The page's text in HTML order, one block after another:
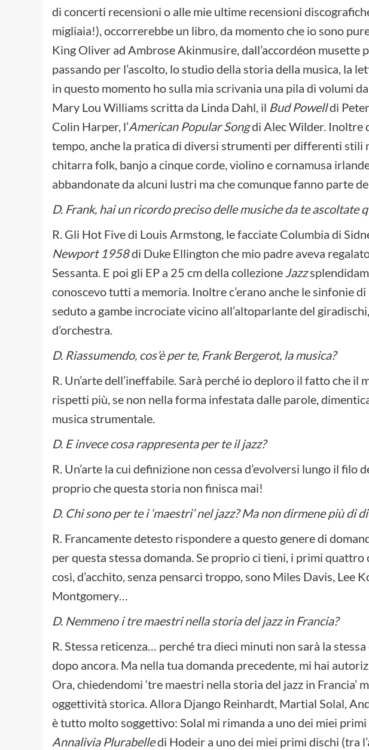
di concerti recensioni o alle mie ultime recensioni
migliaia!), occorrerebbe un libro, da momento che io sono
King Oliver ad Ambrose Akinmusire, dall’accordéon musette
passando per l’ascolto, lo studio della storia della musica, la
in questo momento ho sulla mia scrivania una pila di volumi da
Mary Lou Williams scritta da Linda Dahl, il Bud Powelldi
Colin Harper, l’American Popular Songdi Alec Wilder. Inoltre
tempo, anche la pratica di diversi strumenti per differenti
chitarra folk, banjo a cinque corde, violino e cornamusa
abbandonate da alcuni lustri ma che comunque fanno parte
D. Frank, hai un ricordo preciso delle musiche da te ascoltate
R. Gli Hot Five di Louis Armstong, le facciate Columbia di
Newport 1958di Duke Ellington che mio padre aveva
Sessanta. E poi gli EP a 25 cm della collezione Jazz
conoscevo tutti a memoria. Inoltre c’erano anche le sinfonie
seduto a gambe incrociate vicino all’altoparlante del
d’orchestra.
D. Riassumendo, cos’è per te, Frank Bergerot, la musica?
R. Un’arte dell’ineffabile. Sarà perché io deploro il fatto che il
rispetti più, se non nella forma infestata dalle parole,
musica strumentale.
D. E invece cosa rappresenta per te iljazz?
R. Un’arte la cui definizione non cessa d’evolversi lungo il filo
proprio che questa storia non finisca mai!
D. Chi sono per te i ‘maestri’ nel jazz? Ma non dirmene più di
R. Francamente detesto rispondere a questo genere di
per questa stessa domanda. Se proprio ci tieni, i primi quattro
così, d’acchito, senza pensarci troppo, sono Miles Davis, Lee
Montgomery…
D. Nemmeno i tre maestri nella storia del jazz in Francia?
R. Stessa reticenza… perché tra dieci minuti non sarà la
dopo ancora. Ma nella tua domanda precedente, mi hai
Ora, chiedendomi ‘tre maestri nella storia del jazz in Francia’
oggettività storica. Allora Django Reinhardt, Martial Solal,
è tutto molto soggettivo: Solal mi rimanda a uno dei miei
Annalivia Plurabelledi Hodeir a uno dei miei primi dischi (tra